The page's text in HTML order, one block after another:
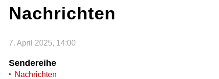
Nachrichten
7. April 2025, 14:00
Sendereihe
Nachrichten